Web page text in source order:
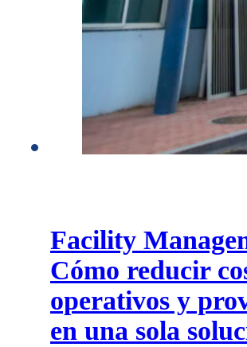
Facility
Cómo reducir
operativos y
en una sola